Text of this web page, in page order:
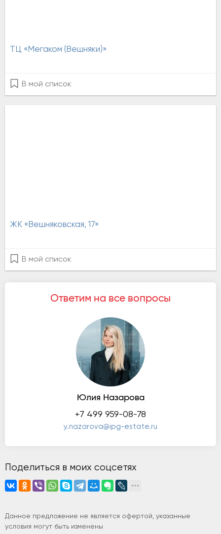
ТЦ «Мегаком (Вешняки)»
В мой список
ЖК «Вешняковская, 17»
В мой список
Ответим на все вопросы
Юлия Назарова
+7 499 959-08-78
y.nazarova@ipg-estate.ru
Поделиться в моих соцсетях
Данное предложение не является офертой, указанные
условия могут быть изменены